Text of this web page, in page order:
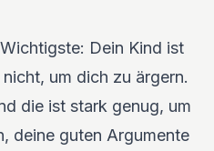
Dein Kind ist
um dich zu ärgern.
die ist stark genug, um
deine guten Argumente